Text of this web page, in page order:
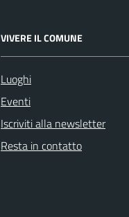
VIVERE IL COMUNE
Luoghi
Eventi
Iscriviti alla newsletter
Resta in contatto